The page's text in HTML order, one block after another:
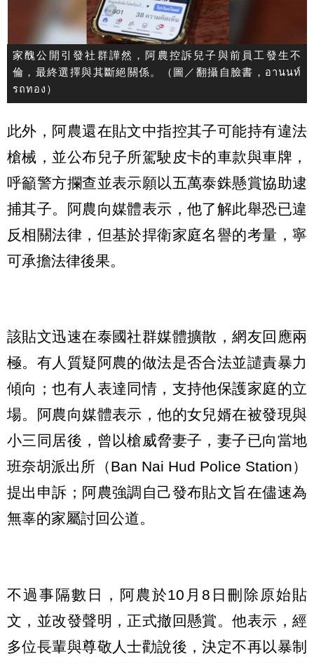
家醜公開引發社群譁然，阿農控訴兒子與前員工發生不
倫，最終選擇與其斷絕關係。（圖／翻攝自臉書，อานนท์
รถทอง）
此外，阿農還在貼文中指控其子可能持有違法
槍械，並公布兒子所駕駛皮卡的車款與車牌，
呼籲警方攔查並表示願以五萬泰銖懸賞協助逮
捕其子。阿農向媒體表示，他了解此舉恐已違
反相關法律，但基於捍衛家庭名譽的考量，寧
可承擔法律後果。
該貼文迅速在泰國社群媒體擴散，網友回應兩
極。有人質疑阿農的做法是否合法並譴責暴力
傾向；也有人表達同情，支持他保護家庭的立
場。阿農向媒體表示，他的女兒婿在被發現與
小三同居後，曾以槍威脅妻子，妻子已向當地
班奈胡派出所（Ban Nai Hud Police Station）
提出申訴；阿農強調自己發布貼文旨在儘速為
無辜的家屬討回公道。
不過事隔數日，阿農於10月8日刪除原始貼
文，並改發聲明，正式撤回懸賞。他表示，經
多位長輩與尊敬人士勸說後，決定不再以暴制